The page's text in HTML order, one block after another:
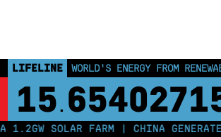
LIFELINE WORLD'S ENERGY FROM
15 .
SOLAR FARM | CHINA